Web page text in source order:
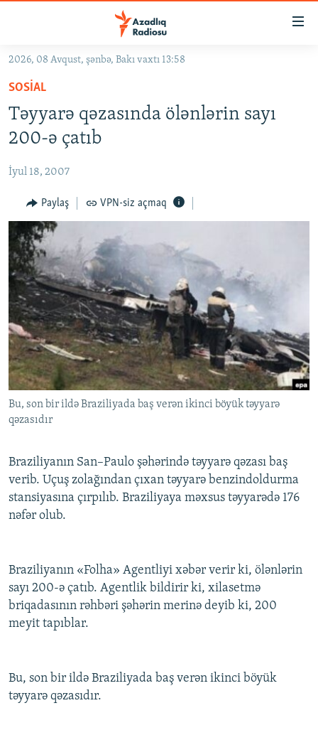
Əsas
qayıt
Əsas
naviqasiyaya
qayıt
Axtarışa
keç
GÜNDƏM
KORRUPSIOMETR
#ƏSLINDƏ
FƏRQƏ BAX
QANUNI DOĞRU
ARAŞDIRMA
MULTIMEDIA
VIDEO
FOTOQALEREYA
İNFOQRAFIKA
KARIKATURA
RADIO ARXIV
OXU ZALI
AZƏRBAYCAN ƏDƏBIYYATI KITABXANASI
İSLAM VƏ DEMOKRATIYA
İZ - MƏDƏNIYYƏT PROQRAMI
HAQQIMIZDA
MISSIYAMIZ
PEŞƏ ETIKASI VƏ JURNALISTIKA STANDARTLARIMIZ
MATERIALLARIMIZDAN ISTIFADƏ
AZADLIQRADIOSU MOBIL TELEFONUNUZDA
XƏBƏR BÜLLETENLƏRIMIZ
BIZI IZLƏ
RFE/RL-in bütün saytları
2026, 08 Avqust, şənbə, Bakı vaxtı 13:58
SOSIAL
Təyyarə qəzasında ölənlərin sayı
200-ə çatıb
İyul 18, 2007
Paylaş VPN-siz açmaq
Bu, son bir ildə Braziliyada baş verən ikinci böyük təyyarə
qəzasıdır
Braziliyanın San–Paulo şəhərində təyyarə qəzası baş
verib. Uçuş zolağından çıxan təyyarə benzindoldurma
stansiyasına çırpılıb. Braziliyaya məxsus təyyarədə 176
nəfər olub.
Braziliyanın «Folha» Agentliyi xəbər verir ki, ölənlərin
sayı 200-ə çatıb. Agentlik bildirir ki, xilasetmə
briqadasının rəhbəri şəhərin merinə deyib ki, 200
meyit tapıblar.
Bu, son bir ildə Braziliyada baş verən ikinci böyük
təyyarə qəzasıdır.